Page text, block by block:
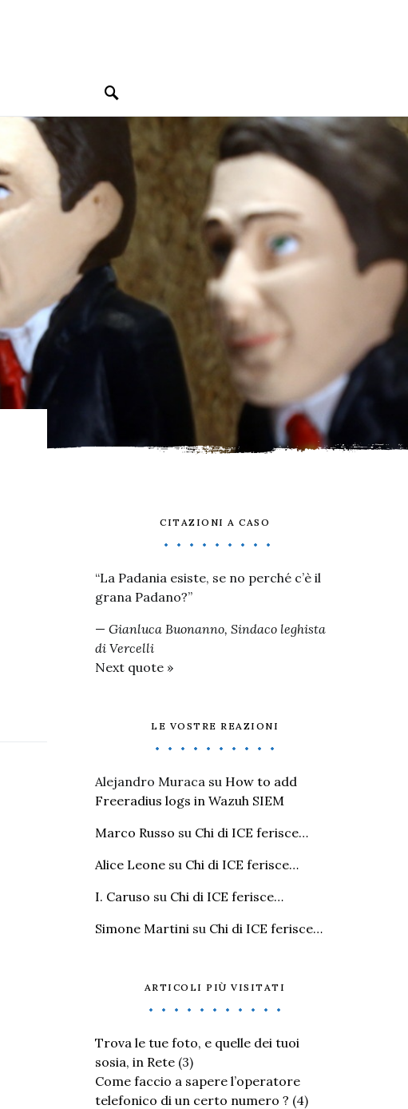
CITAZIONI A CASO
“La Padania esiste, se no perché c’è il
grana Padano?”
— Gianluca Buonanno, Sindaco leghista
di Vercelli
Next quote »
LE VOSTRE REAZIONI
Alejandro Muraca su How to add
Freeradius logs in Wazuh SIEM
Marco Russo su Chi di ICE ferisce…
Alice Leone su Chi di ICE ferisce…
I. Caruso su Chi di ICE ferisce…
Simone Martini su Chi di ICE ferisce…
ARTICOLI PIÙ VISITATI
Trova le tue foto, e quelle dei tuoi
sosia, in Rete (3)
Come faccio a sapere l’operatore
telefonico di un certo numero ? (4)